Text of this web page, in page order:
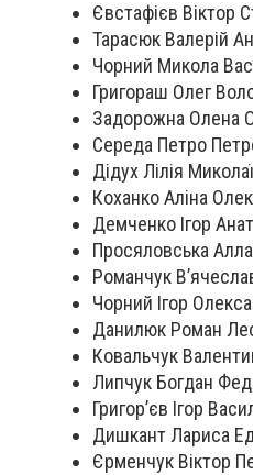
Євстафієв Віктор
Тарасюк Валерій
Чорний Микола
Григораш Олег
Задорожна Олена
Середа Петро
Дідух Лілія
Коханко Аліна
Демченко Ігор
Просяловська
Романчук
Чорний Ігор
Данилюк Роман
Ковальчук
Липчук Богдан
Григор’єв Ігор
Дишкант Лариса
Єрменчук Віктор